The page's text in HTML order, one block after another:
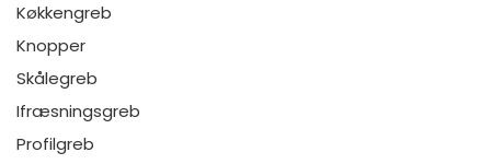
Køkkengreb
Knopper
Skålegreb
Ifræsningsgreb
Profilgreb